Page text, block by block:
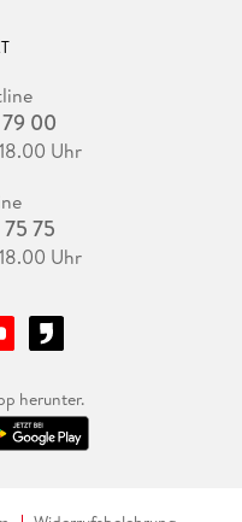
00
Uhr
75
Uhr
herunter.